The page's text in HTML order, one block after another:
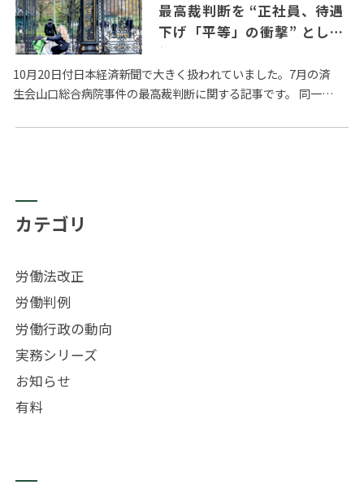
最高裁判断を “正社員、待遇
下げ「平等」の衝撃” とした
報道についてのPMPコメン
ト
10月20日付日本経済新聞で大きく扱われていました。7月の済
生会山口総合病院事件の最高裁判断に関する記事です。 同一労
正を…
カテゴリ
労働法改正
労働判例
労働行政の動向
実務シリーズ
お知らせ
有料